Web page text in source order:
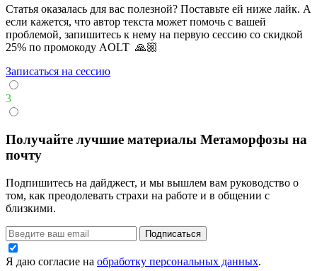
Статья оказалась для вас полезной? Поставьте ей ниже лайк. А
если кажется, что автор текста может помочь с вашей
проблемой, запишитесь к нему на первую сессию со скидкой
25% по промокоду AOLT 🙏🏼
Записаться на сессию
3
Получайте лучшие материалы Метаморфозы на
почту
Подпишитесь на дайджест, и мы вышлем вам руководство о
том, как преодолевать страхи на работе и в общении с
близкими.
Подписаться
Я даю согласие на обработку персональных данных.